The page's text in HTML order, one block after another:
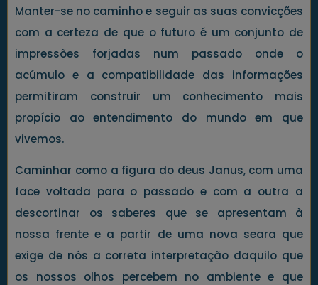
Manter-se no caminho e seguir as suas convicções
com a certeza de que o futuro é um conjunto de
impressões forjadas num passado onde o
acúmulo e a compatibilidade das informações
permitiram construir um conhecimento mais
propício ao entendimento do mundo em que
vivemos.
Caminhar como a figura do deus Janus, com uma
face voltada para o passado e com a outra a
descortinar os saberes que se apresentam à
nossa frente e a partir de uma nova seara que
exige de nós a correta interpretação daquilo que
os nossos olhos percebem no ambiente e que